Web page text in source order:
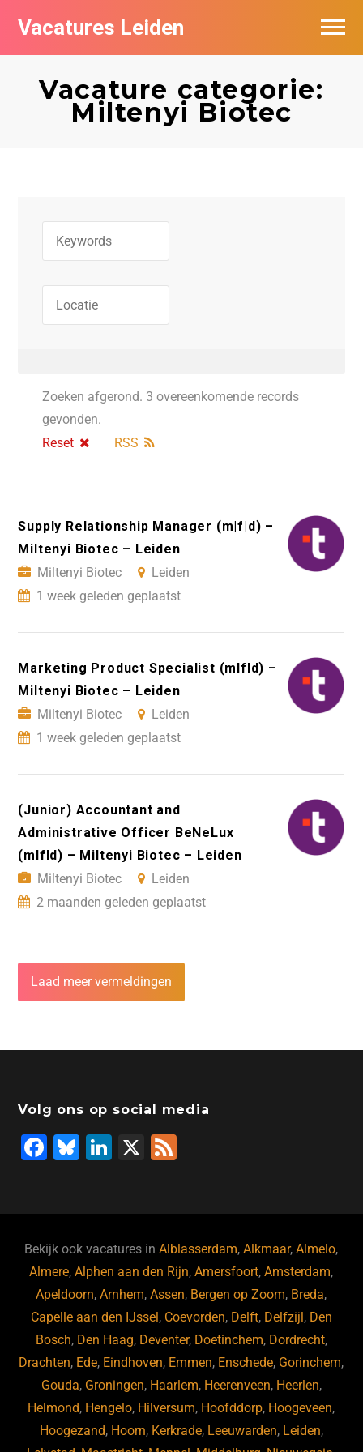
Vacatures Leiden
Vacature categorie:
Miltenyi Biotec
Zoeken afgerond. 3 overeenkomende records
gevonden.
Reset
RSS
Supply Relationship Manager (m|f|d) –
Miltenyi Biotec – Leiden
Miltenyi Biotec
Leiden
1 week geleden geplaatst
Marketing Product Specialist (mIfId) –
Miltenyi Biotec – Leiden
Miltenyi Biotec
Leiden
1 week geleden geplaatst
(Junior) Accountant and
Administrative Officer BeNeLux
(mIfId) – Miltenyi Biotec – Leiden
Miltenyi Biotec
Leiden
2 maanden geleden geplaatst
Laad meer vermeldingen
Volg ons op social media
F
b
o
o
k
Bl
ky
Li
dI
n
X
Bekijk ook vacatures inAlblasserdam,Alkmaar,Almelo,
Almere,Alphen aan den Rijn,Amersfoort,Amsterdam,
Apeldoorn,Arnhem,Assen, Bergen op Zoom, Breda,
Capelle aan den IJssel , Coevorden, Delft, Delfzijl , Den
Bosch, Den Haag, Deventer, Doetinchem, Dordrecht,
Drachten, Ede, Eindhoven, Emmen, Enschede, Gorinchem,
Gouda, Groningen, Haarlem, Heerenveen, Heerlen,
Helmond, Hengelo, Hilversum, Hoofddorp, Hoogeveen,
Hoogezand, Hoorn, Kerkrade, Leeuwarden, Leiden,
Vacatures per bedrijf
De populairste vacatures in Leiden